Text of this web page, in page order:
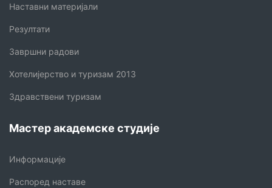
Наставни материјали
Резултати
Завршни радови
Хотелијерство и туризам 2013
Здравствени туризам
Мастер академске студије
Информације
Распоред наставе